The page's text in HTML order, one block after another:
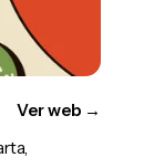
Ver web →